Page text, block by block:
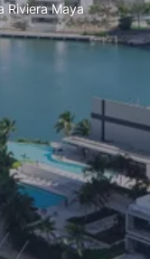
Riviera Maya